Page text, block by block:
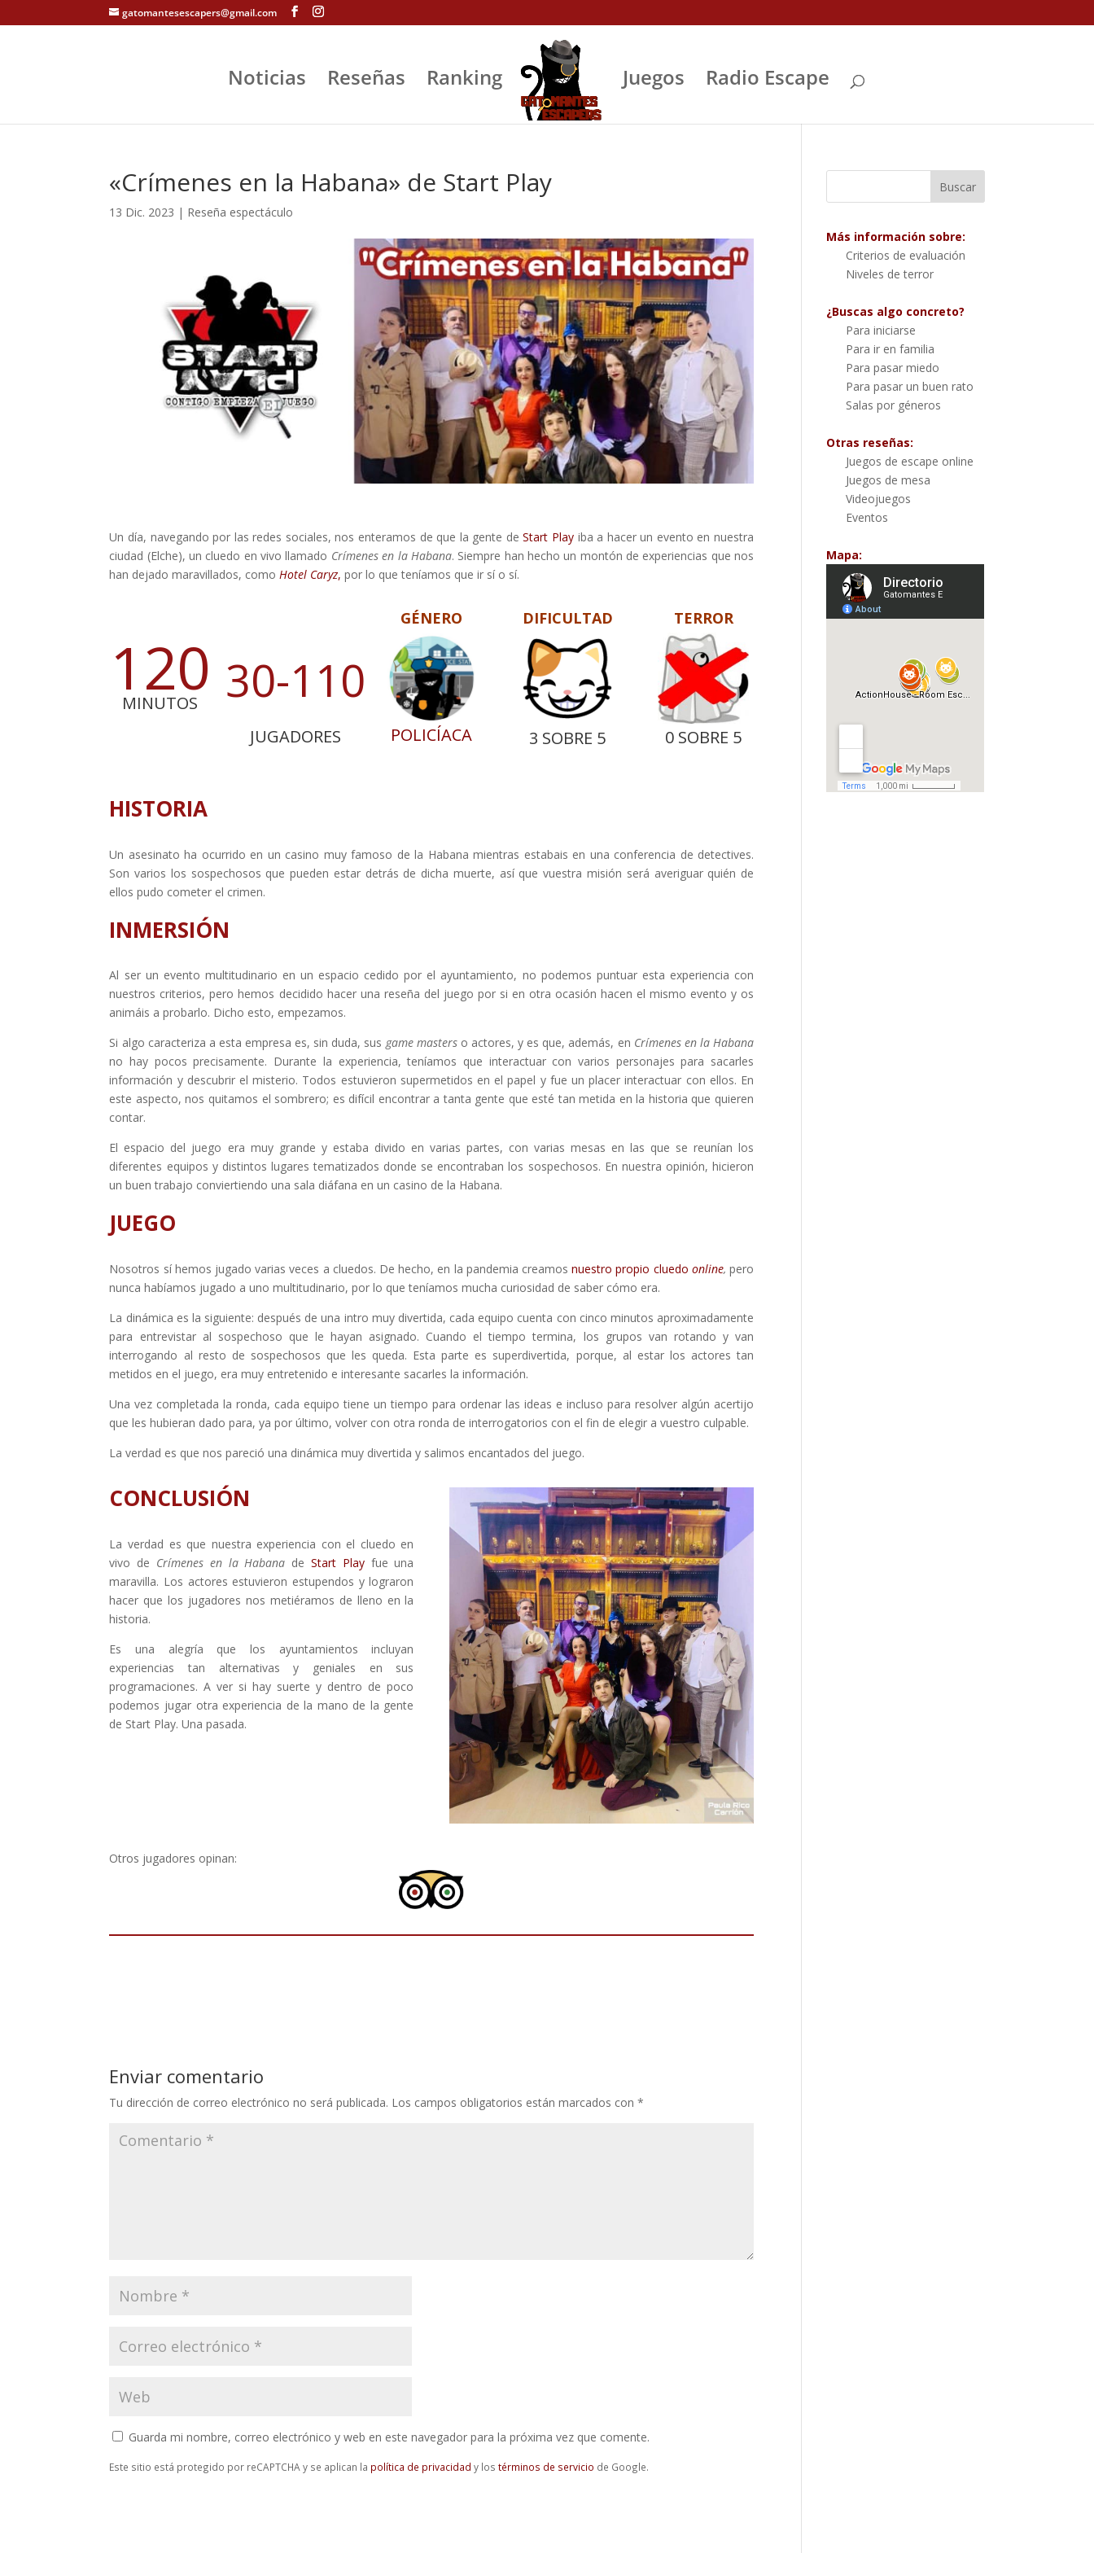
gatomantesescapers@gmail.com
Noticias Reseñas Ranking Juegos Radio Escape
«Crímenes en la Habana» de Start Play
13 Dic. 2023 | Reseña espectáculo
Un día, navegando por las redes sociales, nos enteramos de que la gente deStart Play iba a hacer un evento en nuestra
ciudad (Elche), un cluedo en vivo llamado Crímenes en la Habana. Siempre han hecho un montón de experiencias que nos
han dejado maravillados, como Hotel Caryz, por lo que teníamos que ir sí o sí.
120
MINUTOS 30-110
JUGADORES
GÉNERO
POLICÍACA
DIFICULTAD
3 SOBRE 5
TERROR
0 SOBRE 5
HISTORIA
Un asesinato ha ocurrido en un casino muy famoso de la Habana mientras estabais en una conferencia de detectives.
Son varios los sospechosos que pueden estar detrás de dicha muerte, así que vuestra misión será averiguar quién de
ellos pudo cometer el crimen.
INMERSIÓN
Al ser un evento multitudinario en un espacio cedido por el ayuntamiento, no podemos puntuar esta experiencia con
nuestros criterios, pero hemos decidido hacer una reseña del juego por si en otra ocasión hacen el mismo evento y os
animáis a probarlo. Dicho esto, empezamos.
Si algo caracteriza a esta empresa es, sin duda, sus game masterso actores, y es que, además, en Crímenes en la Habana
no hay pocos precisamente. Durante la experiencia, teníamos que interactuar con varios personajes para sacarles
información y descubrir el misterio. Todos estuvieron supermetidos en el papel y fue un placer interactuar con ellos. En
este aspecto, nos quitamos el sombrero; es difícil encontrar a tanta gente que esté tan metida en la historia que quieren
contar.
El espacio del juego era muy grande y estaba divido en varias partes, con varias mesas en las que se reunían los
diferentes equipos y distintos lugares tematizados donde se encontraban los sospechosos. En nuestra opinión, hicieron
un buen trabajo conviertiendo una sala diáfana en un casino de la Habana.
JUEGO
Nosotros sí hemos jugado varias veces a cluedos. De hecho, en la pandemia creamosnuestro propio cluedo online, pero
nunca habíamos jugado a uno multitudinario, por lo que teníamos mucha curiosidad de saber cómo era.
La dinámica es la siguiente: después de una intro muy divertida, cada equipo cuenta con cinco minutos aproximadamente
para entrevistar al sospechoso que le hayan asignado. Cuando el tiempo termina, los grupos van rotando y van
interrogando al resto de sospechosos que les queda. Esta parte es superdivertida, porque, al estar los actores tan
metidos en el juego, era muy entretenido e interesante sacarles la información.
Una vez completada la ronda, cada equipo tiene un tiempo para ordenar las ideas e incluso para resolver algún acertijo
que les hubieran dado para, ya por último, volver con otra ronda de interrogatorios con el fin de elegir a vuestro culpable.
La verdad es que nos pareció una dinámica muy divertida y salimos encantados del juego.
CONCLUSIÓN
La verdad es que nuestra experiencia con el cluedo en
vivo de Crímenes en la Habana deStart Playfue una
maravilla. Los actores estuvieron estupendos y lograron
hacer que los jugadores nos metiéramos de lleno en la
historia.
Es una alegría que los ayuntamientos incluyan
experiencias tan alternativas y geniales en sus
programaciones. A ver si hay suerte y dentro de poco
podemos jugar otra experiencia de la mano de la gente
de Start Play. Una pasada.
Otros jugadores opinan:
Enviar comentario
Tu dirección de correo electrónico no será publicada. Los campos obligatorios están marcados con*
Guarda mi nombre, correo electrónico y web en este navegador para la próxima vez que comente.
Este sitio está protegido por reCAPTCHA y se aplican la política de privacidad y lostérminos de servicio de Google.
Más información sobre:
Criterios de evaluación
Niveles de terror
¿Buscas algo concreto?
Para iniciarse
Para ir en familia
Para pasar miedo
Para pasar un buen rato
Salas por géneros
Otras reseñas:
Juegos de escape online
Juegos de mesa
Videojuegos
Eventos
Mapa: